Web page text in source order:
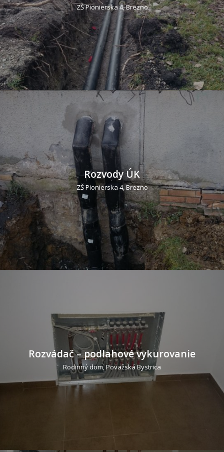
ZŠ Pionierska 4, Brezno
Rozvody ÚK
ZŠ Pionierska 4, Brezno
Rozvádač – podlahové vykurovanie
Rodinný dom, Považská Bystrica